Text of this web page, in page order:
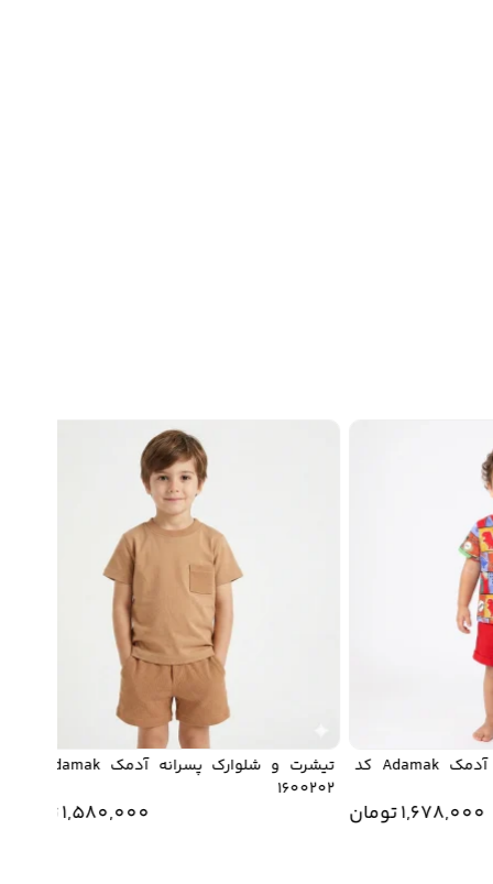
تیشرت و شلوارک پسرانه آدمک Adamak کد
1,678,000تومان
تیشرت و شلوارک پسرانه آدمک Adamak کد
1600202
1,580,000تومان